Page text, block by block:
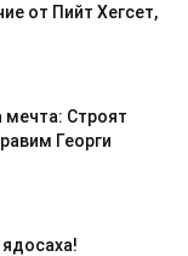
от Пийт Хегсет,
Строят
Георги